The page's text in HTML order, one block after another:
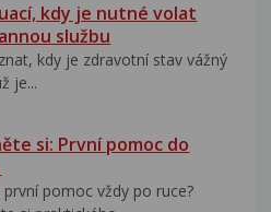
kdy je nutné volat
službu
kdy je zdravotní stav vážný
je...
si: První pomoc do
první pomoc vždy po ruce?